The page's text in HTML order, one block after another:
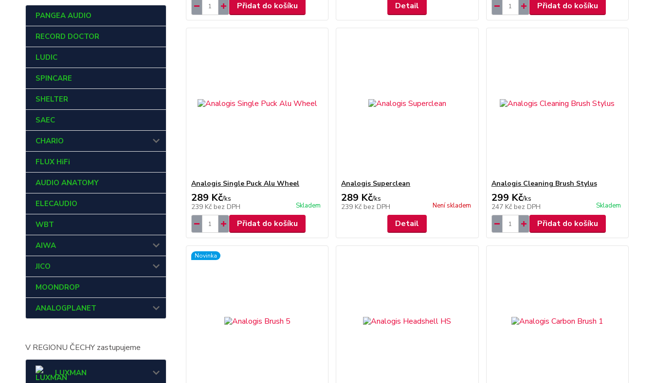
PANGEA AUDIO
RECORD DOCTOR
LUDIC
SPINCARE
SHELTER
SAEC
CHARIO
FLUX HiFi
AUDIO ANATOMY
ELECAUDIO
WBT
AIWA
JICO
MOONDROP
ANALOGPLANET
V REGIONU ČECHY zastupujeme
LUXMAN
Přidat do košíku Detail Přidat do košíku
Analogis Single Puck Alu Wheel
289 Kč/ks
239 Kč bez DPH Skladem
Přidat do košíku
Analogis Superclean
289 Kč/ks
239 Kč bez DPH Není skladem
Detail
Analogis Cleaning Brush Stylus
299 Kč/ks
247 Kč bez DPH Skladem
Přidat do košíku
Novinka